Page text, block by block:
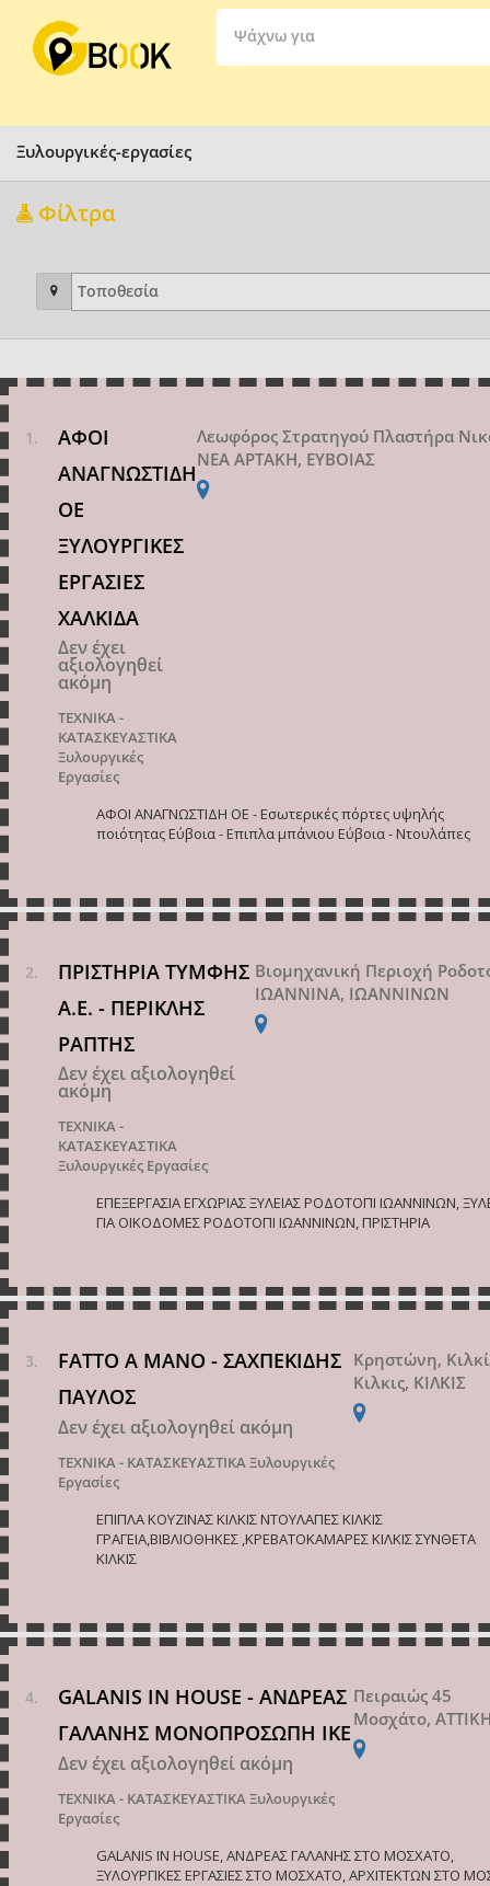
Ψάχνω για
Ξυλουργικές-εργασίες
Φίλτρα
ΑΦΟΙ
ΑΝΑΓΝΩΣΤΙΔΗ
ΟΕ
ΞΥΛΟΥΡΓΙΚΕΣ
ΕΡΓΑΣΙΕΣ
ΧΑΛΚΙΔΑ
Δεν έχει
αξιολογηθεί
ακόμη
ΤΕΧΝΙΚΑ -
ΚΑΤΑΣΚΕΥΑΣΤΙΚΑ
Ξυλουργικές
Εργασίες
Λεωφόρος Στρατηγού Πλαστήρα
ΝΕΑ ΑΡΤΑΚΗ, ΕΥΒΟΙΑΣ
ΑΦΟΙ ΑΝΑΓΝΩΣΤΙΔΗ ΟΕ - Εσωτερικές πόρτες υψηλής
ποιότητας Εύβοια - Επιπλα μπάνιου Εύβοια - Ντουλάπες
ΠΡΙΣΤΗΡΙΑ ΤΥΜΦΗΣ
Α.Ε. - ΠΕΡΙΚΛΗΣ
ΡΑΠΤΗΣ
Δεν έχει αξιολογηθεί
ακόμη
ΤΕΧΝΙΚΑ -
ΚΑΤΑΣΚΕΥΑΣΤΙΚΑ
Ξυλουργικές Εργασίες
Βιομηχανική Περιοχή
ΙΩΑΝΝΙΝΑ, ΙΩΑΝΝΙΝΩΝ
ΕΠΕΞΕΡΓΑΣΙΑ ΕΓΧΩΡΙΑΣ ΞΥΛΕΙΑΣ ΡΟΔΟΤΟΠΙ ΙΩΑΝΝΙΝΩΝ,
ΓΙΑ ΟΙΚΟΔΟΜΕΣ ΡΟΔΟΤΟΠΙ ΙΩΑΝΝΙΝΩΝ, ΠΡΙΣΤΗΡΙΑ
FATTO A MANO - ΣΑΧΠΕΚΙΔΗΣ
ΠΑΥΛΟΣ
Δεν έχει αξιολογηθεί ακόμη
ΤΕΧΝΙΚΑ - ΚΑΤΑΣΚΕΥΑΣΤΙΚΑΞυλουργικές
Εργασίες
Κρηστώνη,
Κιλκις, ΚΙΛΚΙΣ
ΕΠΙΠΛΑ ΚΟΥΖΙΝΑΣ ΚΙΛΚΙΣ ΝΤΟΥΛΑΠΕΣ ΚΙΛΚΙΣ
ΓΡΑΓΕΙΑ,ΒΙΒΛΙΟΘΗΚΕΣ ,ΚΡΕΒΑΤΟΚΑΜΑΡΕΣ ΚΙΛΚΙΣ ΣΥΝΘΕΤΑ
ΚΙΛΚΙΣ
GALANIS IN HOUSE - ΑΝΔΡΕΑΣ
ΓΑΛΑΝΗΣ ΜΟΝΟΠΡΟΣΩΠΗ ΙΚΕ
Δεν έχει αξιολογηθεί ακόμη
ΤΕΧΝΙΚΑ - ΚΑΤΑΣΚΕΥΑΣΤΙΚΑΞυλουργικές
Εργασίες
Πειραιώς 45
Μοσχάτο,
GALANIS IN HOUSE, ΑΝΔΡΕΑΣ ΓΑΛΑΝΗΣ ΣΤΟ ΜΟΣΧΑΤΟ,
ΞΥΛΟΥΡΓΙΚΕΣ ΕΡΓΑΣΙΕΣ ΣΤΟ ΜΟΣΧΑΤΟ, ΑΡΧΙΤΕΚΤΩΝ ΣΤΟ